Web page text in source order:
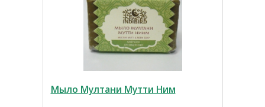
Мыло Мултани Мутти Ним